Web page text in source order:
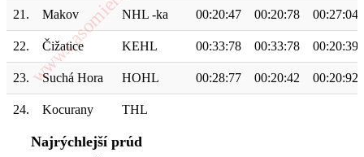
21. Makov NHL -ka 00:20:47 00:20:78 00:27:04
22. Čižatice KEHL 00:33:78 00:33:78 00:20:39
23. Suchá Hora HOHL 00:28:77 00:20:42 00:20:92
24. Kocurany THL
Najrýchlejší prúd